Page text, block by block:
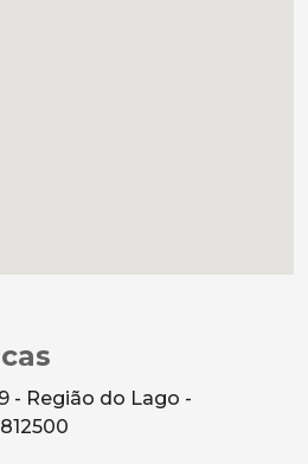
- Região do Lago -